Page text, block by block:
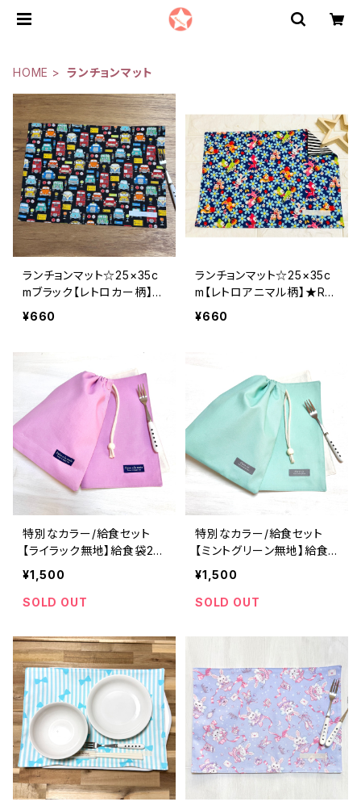
HOME ランチョンマット
ランチョンマット☆25×35c
mブラック【レトロカー柄】★
RM. 車 男の子 裏地付き
¥660
ランチョンマット☆25×35c
m【レトロアニマル柄】★RM.
動物 ウサギ 女の子｜通
¥660
特別なカラー/給食セット
【ライラック無地】給食袋25
×20cm ランチョンマット 2
5×35cm ★SET. シンプ
ル 裏地付き マイカラー
かわいい巾着袋や入園オー
ダーHoshizora☆ほしぞら
¥1,500
SOLD OUT
特別なカラー/給食セット
【ミントグリーン無地】給食
袋25×20cm ランチョンマッ
ト 25×35cm ★SET. シン
プル 裏地付き マイカラ
用のかわいい巾着袋や入園
ぞら
¥1,500
SOLD OUT